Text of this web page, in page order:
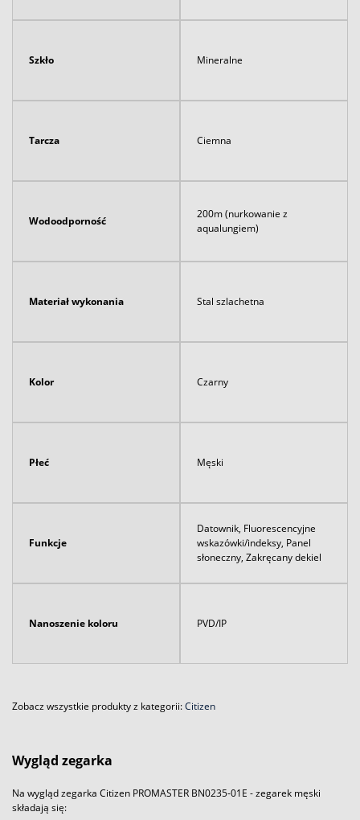
Szkło Mineralne
Tarcza Ciemna
Wodoodporność
200m (nurkowanie z
aqualungiem)
Materiał wykonania Stal szlachetna
Kolor Czarny
Płeć Męski
Funkcje
Datownik, Fluorescencyjne
wskazówki/indeksy, Panel
słoneczny, Zakręcany dekiel
Nanoszenie koloru PVD/IP
Zobacz wszystkie produkty z kategorii:Citizen
Wygląd zegarka
Na wygląd zegarka Citizen PROMASTER BN0235-01E - zegarek męski
składają się: